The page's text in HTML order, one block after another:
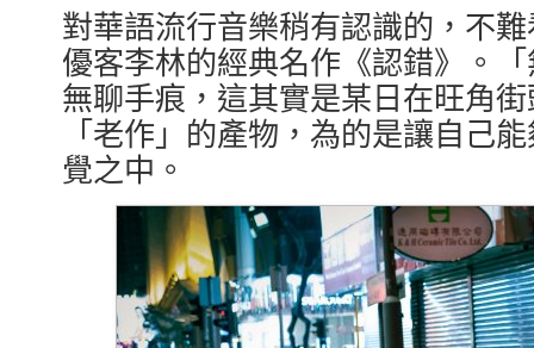
對華語流行音樂稍有認識的，不
優客李林的經典名作《認錯》。
無聊手痕，這其實是某日在旺角
「老作」的產物，為的是讓自己
覺之中。